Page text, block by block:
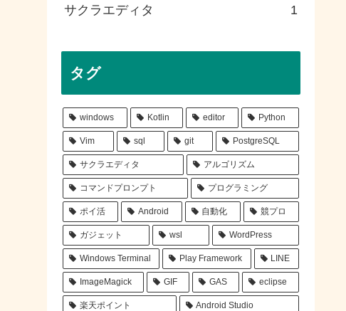
サクラエディタ 1
タグ
windows Kotlin editor Python
Vim sql git PostgreSQL
サクラエディタ アルゴリズム
コマンドプロンプト プログラミング
ポイ活 Android 自動化 競プロ
ガジェット wsl WordPress
Windows Terminal Play Framework LINE
ImageMagick GIF GAS eclipse
楽天ポイント Android Studio